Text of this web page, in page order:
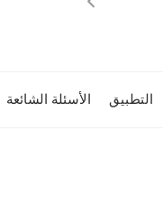
التطبيق الأسئلة الشائعة